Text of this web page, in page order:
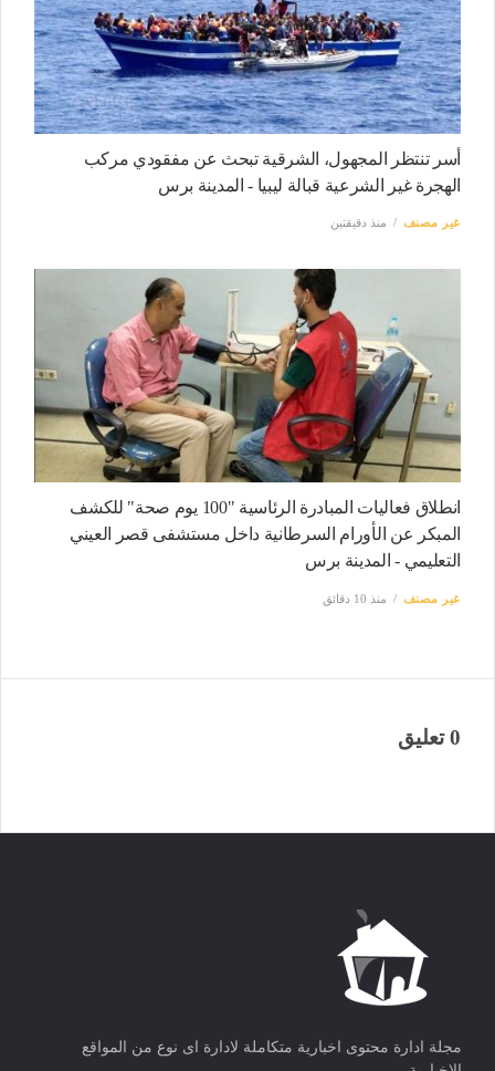
أسر تنتظر المجهول، الشرقية تبحث عن مفقودي مركب
الهجرة غير الشرعية قبالة ليبيا - المدينة برس
غير مصنف منذ دقيقتين
انطلاق فعاليات المبادرة الرئاسية "100 يوم صحة" للكشف
المبكر عن الأورام السرطانية داخل مستشفى قصر العيني
التعليمي - المدينة برس
غير مصنف منذ 10 دقائق
0 تعليق
مجلة ادارة محتوى اخبارية متكاملة لادارة اى نوع من المواقع